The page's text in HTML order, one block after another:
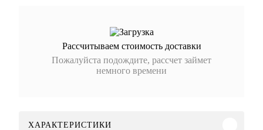
Рассчитываем стоимость доставки
Пожалуйста подождите, рассчет займет
немного времени
ХАРАКТЕРИСТИКИ